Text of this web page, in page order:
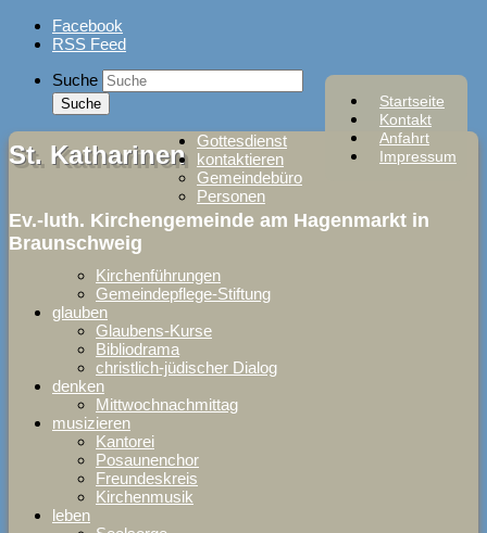
Skip
Facebook
RSS Feed
Startseite
Kontakt
Anfahrt
Impressum
Suche
St. Katharinen
Ev.-luth. Kirchengemeinde am Hagenmarkt in
Braunschweig
Gottesdienst
kontaktieren
Gemeindebüro
Personen
Kirchenführungen
Gemeindepflege-Stiftung
glauben
Glaubens-Kurse
Bibliodrama
christlich-jüdischer Dialog
denken
Mittwochnachmittag
musizieren
Kantorei
Posaunenchor
Freundeskreis
Kirchenmusik
leben